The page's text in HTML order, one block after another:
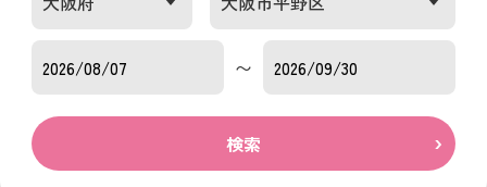
〜
検索